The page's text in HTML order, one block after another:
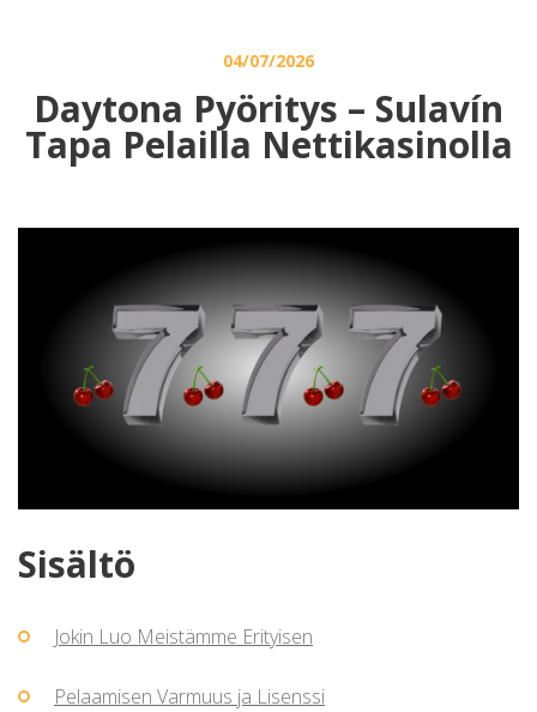
04/07/2026
Daytona Pyöritys – Sulavín
Tapa Pelailla Nettikasinolla
Sisältö
Jokin Luo Meistämme Erityisen
Pelaamisen Varmuus ja Lisenssi